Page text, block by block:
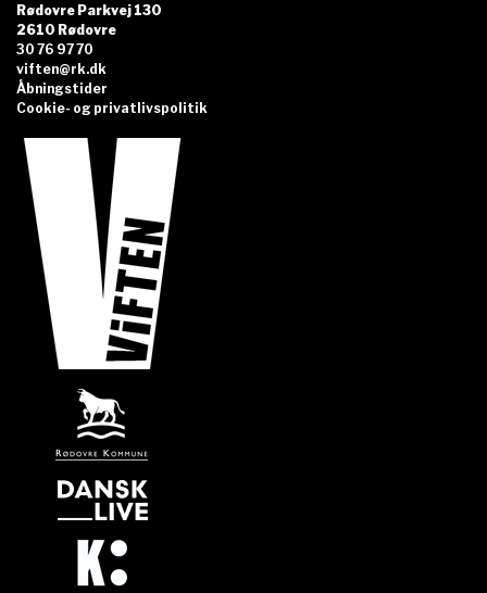
Rødovre Parkvej 130
2610 Rødovre
30 76 97 70
viften@rk.dk
Åbningstider
Cookie- og privatlivspolitik